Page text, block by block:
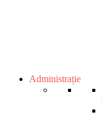
Administrație